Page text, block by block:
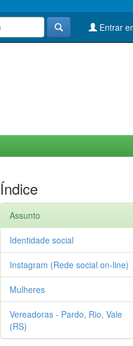
Entrar
Índice
Assunto
Identidade social
Instagram (Rede social on-line)
Mulheres
Vereadoras - Pardo, Rio, Vale
(RS)